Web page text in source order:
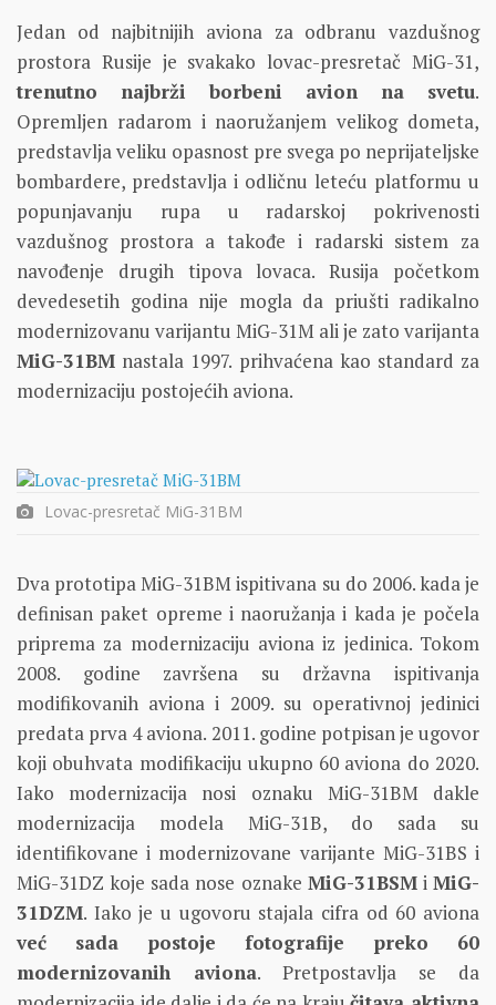
Jedan od najbitnijih aviona za odbranu vazdušnog
prostora Rusije je svakako lovac-presretač MiG-31,
trenutno najbrži borbeni avion na svetu.
Opremljen radarom i naoružanjem velikog dometa,
predstavlja veliku opasnost pre svega po neprijateljske
bombardere, predstavlja i odličnu leteću platformu u
popunjavanju rupa u radarskoj pokrivenosti
vazdušnog prostora a takođe i radarski sistem za
navođenje drugih tipova lovaca. Rusija početkom
devedesetih godina nije mogla da priušti radikalno
modernizovanu varijantu MiG-31M ali je zato varijanta
MiG-31BM nastala 1997. prihvaćena kao standard za
modernizaciju postojećih aviona.
Lovac-presretač MiG-31BM
Dva prototipa MiG-31BM ispitivana su do 2006. kada je
definisan paket opreme i naoružanja i kada je počela
priprema za modernizaciju aviona iz jedinica. Tokom
2008. godine završena su državna ispitivanja
modifikovanih aviona i 2009. su operativnoj jedinici
predata prva 4 aviona. 2011. godine potpisan je ugovor
koji obuhvata modifikaciju ukupno 60 aviona do 2020.
Iako modernizacija nosi oznaku MiG-31BM dakle
modernizacija modela MiG-31B, do sada su
identifikovane i modernizovane varijante MiG-31BS i
MiG-31DZ koje sada nose oznake MiG-31BSMiMiG-
31DZM. Iako je u ugovoru stajala cifra od 60 aviona
već sada postoje fotografije preko 60
modernizovanih aviona. Pretpostavlja se da